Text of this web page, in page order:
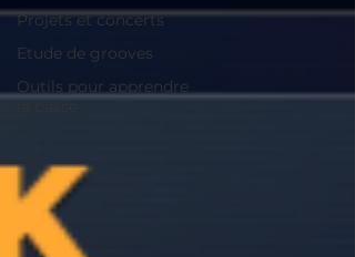
Projets et concerts
Etude de grooves
Outils pour apprendre